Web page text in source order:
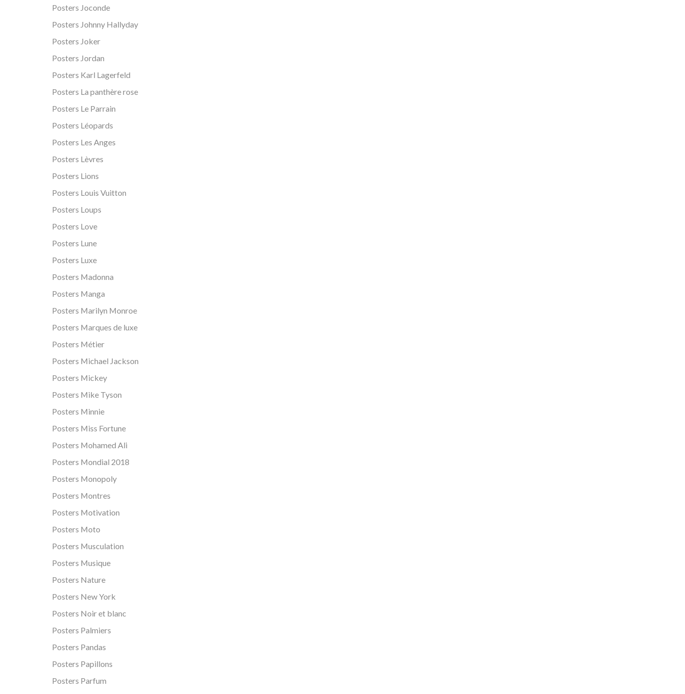
Posters Joconde
Posters Johnny Hallyday
Posters Joker
Posters Jordan
Posters Karl Lagerfeld
Posters La panthère rose
Posters Le Parrain
Posters Léopards
Posters Les Anges
Posters Lèvres
Posters Lions
Posters Louis Vuitton
Posters Loups
Posters Love
Posters Lune
Posters Luxe
Posters Madonna
Posters Manga
Posters Marilyn Monroe
Posters Marques de luxe
Posters Métier
Posters Michael Jackson
Posters Mickey
Posters Mike Tyson
Posters Minnie
Posters Miss Fortune
Posters Mohamed Ali
Posters Mondial 2018
Posters Monopoly
Posters Montres
Posters Motivation
Posters Moto
Posters Musculation
Posters Musique
Posters Nature
Posters New York
Posters Noir et blanc
Posters Palmiers
Posters Pandas
Posters Papillons
Posters Parfum